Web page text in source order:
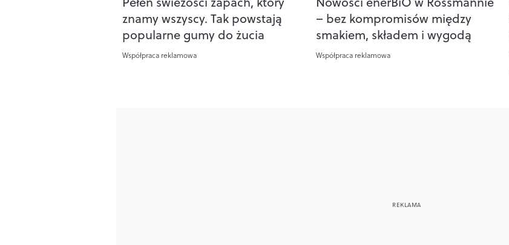
znamy wszyscy. Tak powstają
popularne gumy do żucia
Współpraca reklamowa
– bez kompromisów między
smakiem, składem i wygodą
Współpraca reklamowa